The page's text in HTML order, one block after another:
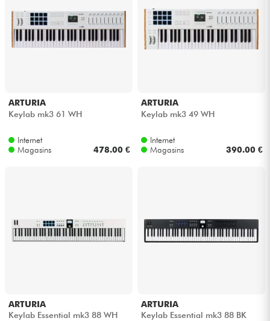
ARTURIA
Keylab mk3 61 WH
Internet
Magasins
478.00 €
ARTURIA
Keylab mk3 49 WH
Internet
Magasins
390.00 €
ARTURIA
Keylab Essential mk3 88 WH
ARTURIA
Keylab Essential mk3 88 BK